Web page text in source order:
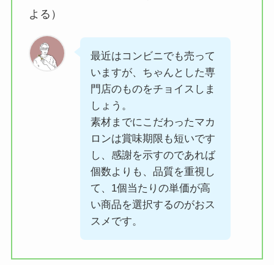
よる）
最近はコンビニでも売って
いますが、ちゃんとした専
門店のものをチョイスしま
しょう。
素材までにこだわったマカ
ロンは賞味期限も短いです
し、感謝を示すのであれば
個数よりも、品質を重視し
て、1個当たりの単価が高
い商品を選択するのがおス
スメです。